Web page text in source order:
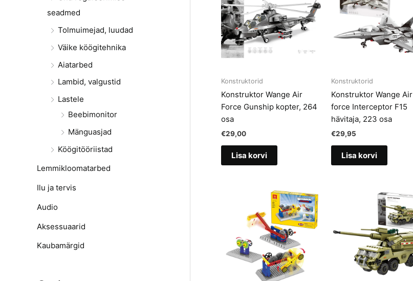
seadmed
Tolmuimejad, luudad
Väike köögitehnika
Aiatarbed
Lambid, valgustid
Lastele
Beebimonitor
Mänguasjad
Köögitööriistad
Lemmikloomatarbed
Ilu ja tervis
Audio
Aksessuaarid
Kaubamärgid
Konstruktorid
Konstruktor Wange Air
Force Gunship kopter, 264
osa
€29,00
Lisa korvi
Konstruktorid
Konstruktor Wange Air
force Interceptor F15
hävitaja, 223 osa
€29,95
Lisa korvi